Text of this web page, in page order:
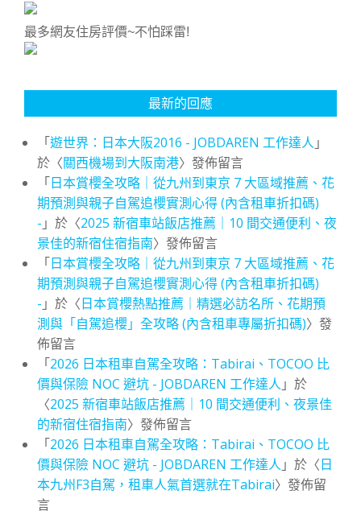
最多網友住房評價~不怕踩雷!
最新的回應
「遊世界：日本大阪2016 - JOBDAREN 工作達人 」
於〈關西機場到大阪南港〉發佈留言
「日本賞櫻全攻略｜從九州到東京 7 大區域推薦、花
期預測與親子自駕追櫻實測心得 (內含租車折扣碼)
- 」於〈2025 新宿車站飯店推薦｜10 間交通便利、夜
景佳的新宿住宿指南〉發佈留言
「日本賞櫻全攻略｜從九州到東京 7 大區域推薦、花
期預測與親子自駕追櫻實測心得 (內含租車折扣碼)
- 」於〈日本賞櫻熱點推薦｜精選必訪名所、花期預
測與「自駕追櫻」全攻略 (內含租車專屬折扣碼)〉發
佈留言
「2026 日本租車自駕全攻略：Tabirai、TOCOO 比
價與保險 NOC 避坑 - JOBDAREN 工作達人 」於
〈2025 新宿車站飯店推薦｜10 間交通便利、夜景佳
的新宿住宿指南〉發佈留言
「2026 日本租車自駕全攻略：Tabirai、TOCOO 比
價與保險 NOC 避坑 - JOBDAREN 工作達人 」於〈日
本九州F3自駕，租車人氣首選就在Tabirai〉發佈留
言